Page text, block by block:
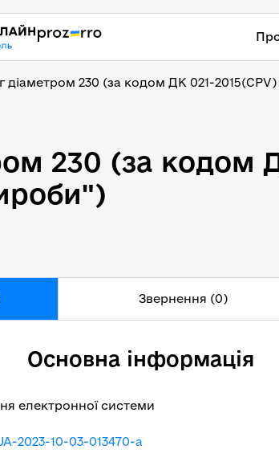
діаметром 230 (за кодом ДК 021-2015(CPV)
230 (за кодом
230 (за кодом
Звернення (0)
Основна інформація
електронної системи
2023-10-03-013470-a